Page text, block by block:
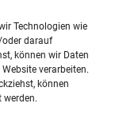
Technologien wie
oder darauf
können wir Daten
verarbeiten.
können